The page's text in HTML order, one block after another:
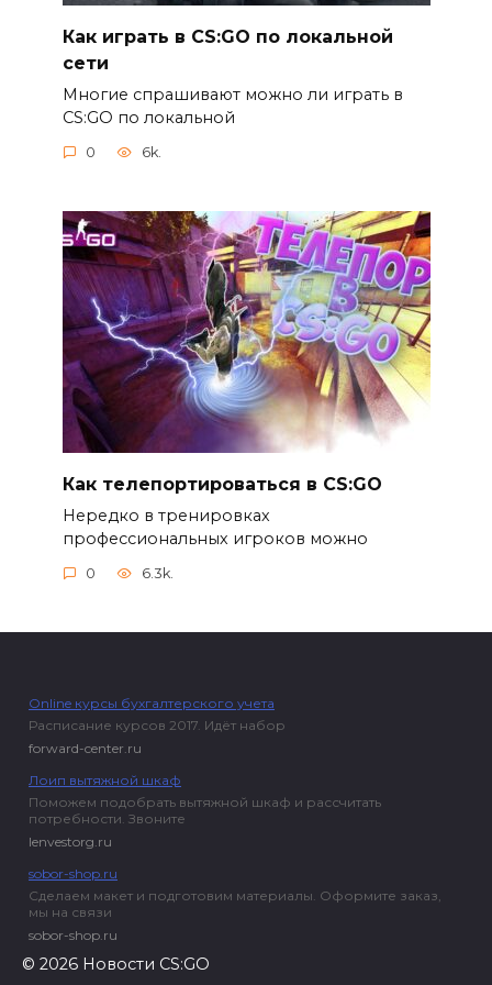
Как играть в CS:GO по локальной
сети
Многие спрашивают можно ли играть в
CS:GO по локальной
0 6k.
Как телепортироваться в CS:GO
Нередко в тренировках
профессиональных игроков можно
0 6.3k.
Online курсы бухгалтерского учета
Расписание курсов 2017. Идёт набор
forward-center.ru
Лоип вытяжной шкаф
Поможем подобрать вытяжной шкаф и рассчитать
потребности. Звоните
lenvestorg.ru
sobor-shop.ru
Сделаем макет и подготовим материалы. Оформите заказ,
мы на связи
sobor-shop.ru
© 2026 Новости CS:GO